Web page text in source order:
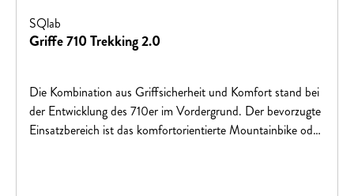
SQlab
Griffe 710 Trekking 2.0
Die Kombination aus Griffsicherheit und Komfort stand bei
der Entwicklung des 710er im Vordergrund. Der bevorzugte
Einsatzbereich ist das komfortorientierte Mountainbike oder